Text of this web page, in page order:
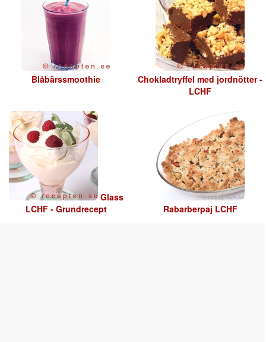
Blåbärssmoothie
Chokladtryffel med jordnötter -
LCHF
Glass
LCHF - Grundrecept
Rabarberpaj LCHF